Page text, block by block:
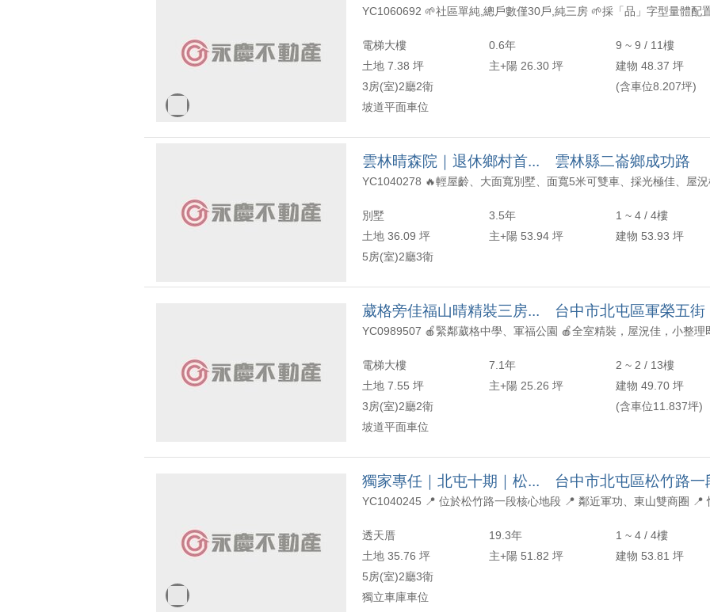
台中市-烏日區
台中市-豐原區
台中市-清水區
台中市-龍井區
台中市-東勢區
彰化縣-芬園鄉
彰化縣-田中鎮
南投縣-南投市
電梯大樓 0.6年
9 ~ 9 / 11樓
土地 7.38 坪
主+陽 26.30 坪
建物 48.37 坪
3房(室)2廳2衛
(含車位8.207坪)
坡道平面車位
雲林晴森院｜退休鄉村首... 雲林縣二崙鄉成功路
別墅 3.5年
1 ~ 4 / 4樓
土地 36.09 坪
主+陽 53.94 坪
建物 53.93 坪
5房(室)2廳3衛
葳格旁佳福山晴精裝三房... 台中市北屯區軍榮五街
電梯大樓 7.1年
2 ~ 2 / 13樓
土地 7.55 坪
主+陽 25.26 坪
建物 49.70 坪
3房(室)2廳2衛
(含車位11.837坪)
坡道平面車位
獨家專任｜北屯十期｜松... 台中市北屯區松竹路一
透天厝 19.3年
1 ~ 4 / 4樓
土地 35.76 坪
主+陽 51.82 坪
建物 53.81 坪
5房(室)2廳3衛
獨立車庫車位